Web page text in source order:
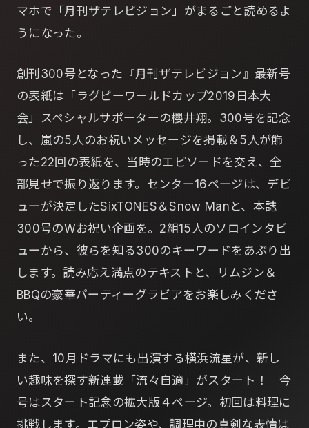
マホで「月刊ザテレビジョン」がまるごと読めるよ
うになった。
創刊300号となった『月刊ザテレビジョン』最新号
の表紙は「ラグビーワールドカップ2019日本大
会」スペシャルサポーターの櫻井翔。300号を記念
し、嵐の5人のお祝いメッセージを掲載＆5人が飾
った22回の表紙を、当時のエピソードを交え、全
部見せで振り返ります。センター16ページは、デビ
ューが決定したSixTONES＆Snow Manと、本誌
300号のWお祝い企画を。2組15人のソロインタビ
ューから、彼らを知る300のキーワードをあぶり出
します。読み応え満点のテキストと、リムジン＆
BBQの豪華パーティーグラビアをお楽しみくださ
い。
また、10月ドラマにも出演する横浜流星が、新し
い趣味を探す新連載「流々自適」がスタート！ 今
号はスタート記念の拡大版４ページ。初回は料理に
挑戦します。エプロン姿や、調理中の真剣な表情は